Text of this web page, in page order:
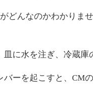
どんなのかわかりま
に水を注ぎ、冷蔵庫
ーを起こすと、CM